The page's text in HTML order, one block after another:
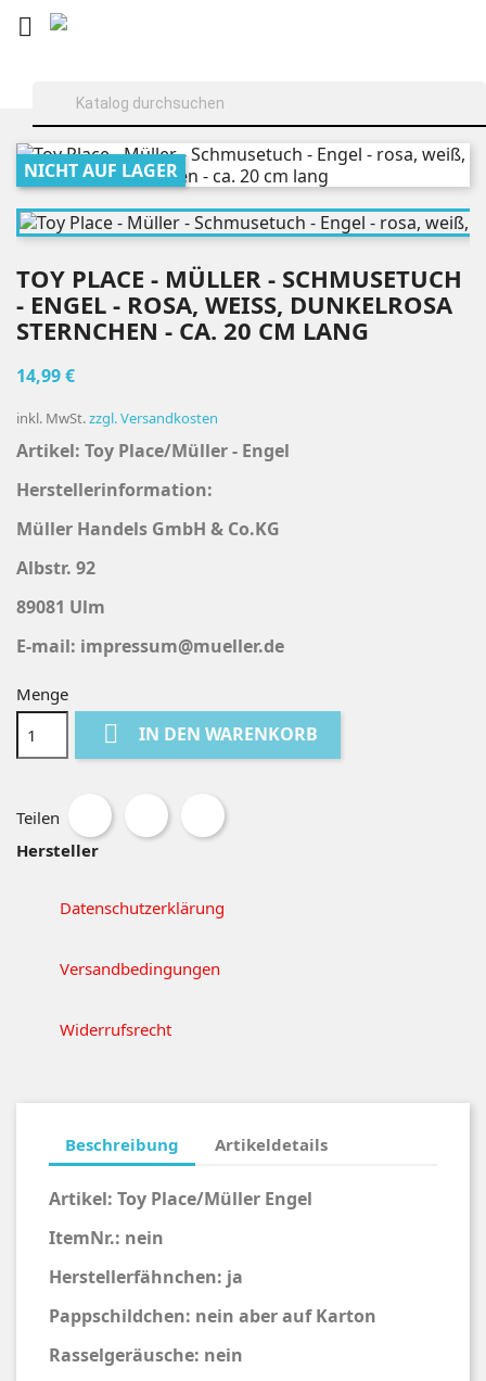

NICHT AUF LAGER
TOY PLACE - MÜLLER - SCHMUSETUCH
- ENGEL - ROSA, WEISS, DUNKELROSA S
TERNCHEN - CA. 20 CM LANG
14,99 €
inkl. MwSt.zzgl. Versandkosten
Artikel: Toy Place/Müller - Engel
Herstellerinformation:
Müller Handels GmbH & Co.KG
Albstr. 92
89081 Ulm
E-mail: impressum@mueller.de
Menge
 IN DEN WARENKORB
Teilen
Hersteller
Datenschutzerklärung
Versandbedingungen
Widerrufsrecht
Beschreibung Artikeldetails
Artikel: Toy Place/Müller Engel
ItemNr.: nein
Herstellerfähnchen: ja
Pappschildchen: nein aber auf Karton
Rasselgeräusche: nein